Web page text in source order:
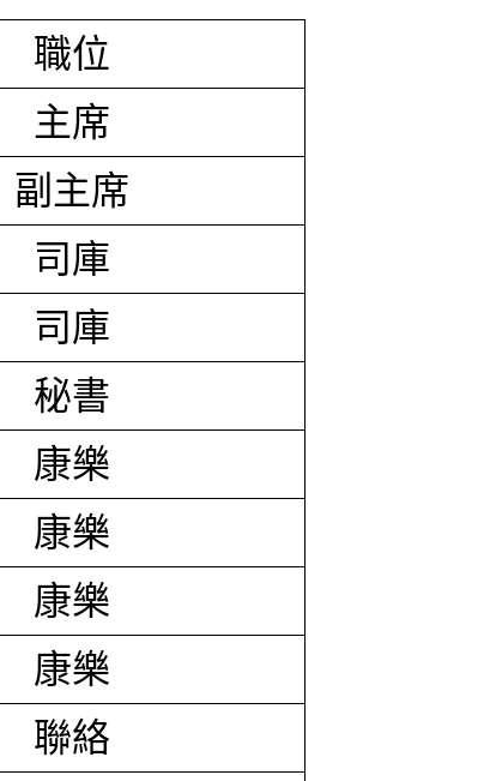
職位
主席
副主席
司庫
司庫
秘書
康樂
康樂
康樂
康樂
聯絡